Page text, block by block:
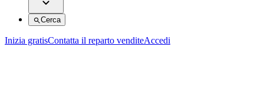
Cerca
Inizia gratisContatta il reparto venditeAccedi